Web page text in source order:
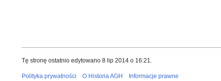
Tę stronę ostatnio edytowano 8 lip 2014 o 16:21.
Polityka prywatności O Historia AGH Informacje prawne